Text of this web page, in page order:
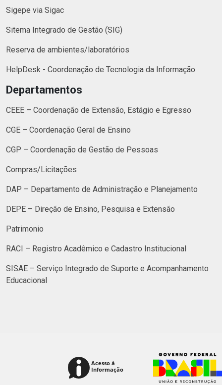
Sigepe via Sigac
Sitema Integrado de Gestão (SIG)
Reserva de ambientes/laboratórios
HelpDesk - Coordenação de Tecnologia da Informação
Departamentos
CEEE – Coordenação de Extensão, Estágio e Egresso
CGE – Coordenação Geral de Ensino
CGP – Coordenação de Gestão de Pessoas
Compras/Licitações
DAP – Departamento de Administração e Planejamento
DEPE – Direção de Ensino, Pesquisa e Extensão
Patrimonio
RACI – Registro Acadêmico e Cadastro Institucional
SISAE – Serviço Integrado de Suporte e Acompanhamento
Educacional